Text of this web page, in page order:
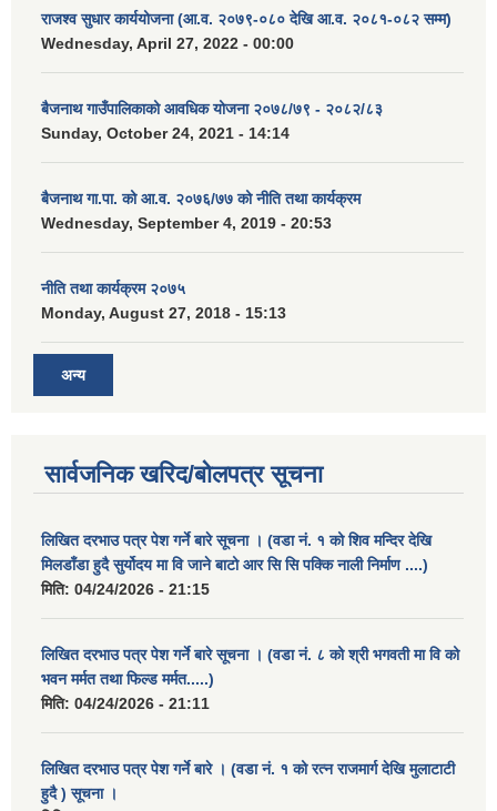
राजश्व सुधार कार्ययोजना (आ.व. २०७९-०८० देखि आ.व. २०८१-०८२ सम्म)
Wednesday, April 27, 2022 - 00:00
बैजनाथ गाउँपालिकाको आवधिक योजना २०७८/७९ - २०८२/८३
Sunday, October 24, 2021 - 14:14
बैजनाथ गा.पा. को आ.व. २०७६/७७ को नीति तथा कार्यक्रम
Wednesday, September 4, 2019 - 20:53
नीति तथा कार्यक्रम २०७५
Monday, August 27, 2018 - 15:13
अन्य
सार्वजनिक खरिद/बोलपत्र सूचना
लिखित दरभाउ पत्र पेश गर्ने बारे सूचना । (वडा नं. १ को शिव मन्दिर देखि
मिलडाँडा हुदै सुर्योदय मा वि जाने बाटो आर सि सि पक्कि नाली निर्माण ....)
मिति: 04/24/2026 - 21:15
लिखित दरभाउ पत्र पेश गर्ने बारे सूचना । (वडा नं. ८ को श्री भगवती मा वि को
भवन मर्मत तथा फिल्ड मर्मत.....)
मिति: 04/24/2026 - 21:11
लिखित दरभाउ पत्र पेश गर्ने बारे । (वडा नं. १ को रत्न राजमार्ग देखि मुलाटाटी
हुदै ) सूचना ।